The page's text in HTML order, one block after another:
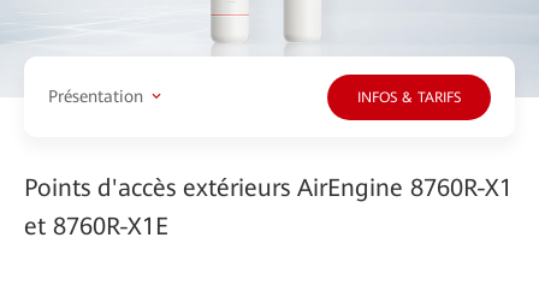
Présentation INFOS & TARIFS
Points d'accès extérieurs AirEngine 8760R-X1
et 8760R-X1E